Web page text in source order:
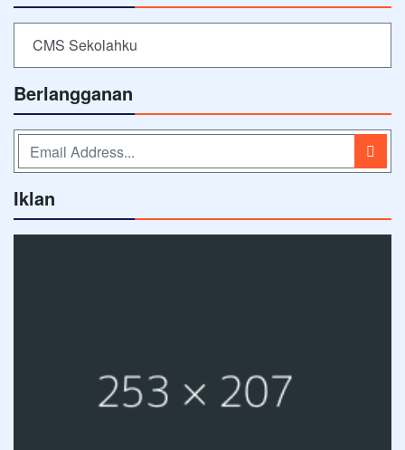
CMS Sekolahku
Berlangganan
Iklan